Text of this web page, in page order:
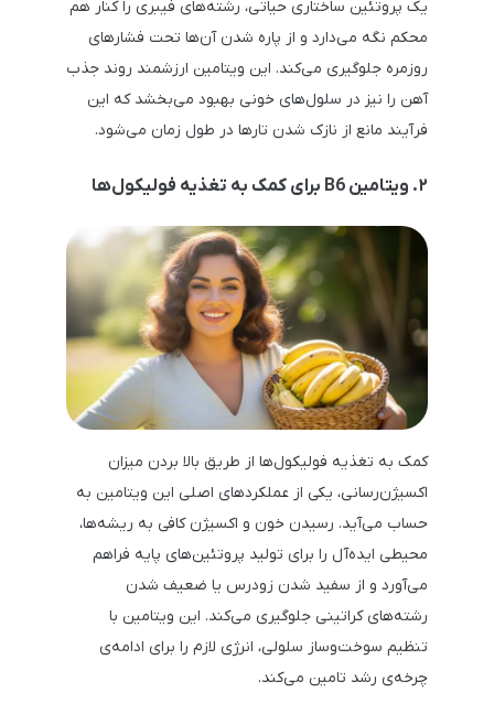
یک پروتئین ساختاری حیاتی، رشته‌های فیبری را کنار هم
محکم نگه می‌دارد و از پاره شدن آن‌ها تحت فشارهای
روزمره جلوگیری می‌کند. این ویتامین ارزشمند روند جذب
آهن را نیز در سلول‌های خونی بهبود می‌بخشد که این
فرآیند مانع از نازک شدن تارها در طول زمان می‌شود.
۲. ویتامین B6 برای کمک به تغذیه فولیکول‌ها
کمک به تغذیه فولیکول‌ها از طریق بالا بردن میزان
اکسیژن‌رسانی، یکی از عملکردهای اصلی این ویتامین به
حساب می‌آید. رسیدن خون و اکسیژن کافی به ریشه‌ها،
محیطی ایده‌آل را برای تولید پروتئین‌های پایه فراهم
می‌آورد و از سفید شدن زودرس یا ضعیف شدن
رشته‌های کراتینی جلوگیری می‌کند. این ویتامین با
تنظیم سوخت‌وساز سلولی، انرژی لازم را برای ادامه‌ی
چرخه‌ی رشد تامین می‌کند.